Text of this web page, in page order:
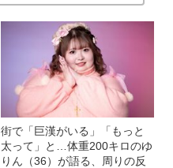
街で「巨漢がいる」「もっと
太って」と…体重200キロのゆ
りん（36）が語る、周りの反